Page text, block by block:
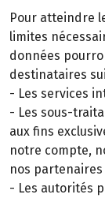
Pour atteindre
limites
données
destinataires
- Les services
- Les sous-
aux fins
notre compte,
nos
- Les autorités